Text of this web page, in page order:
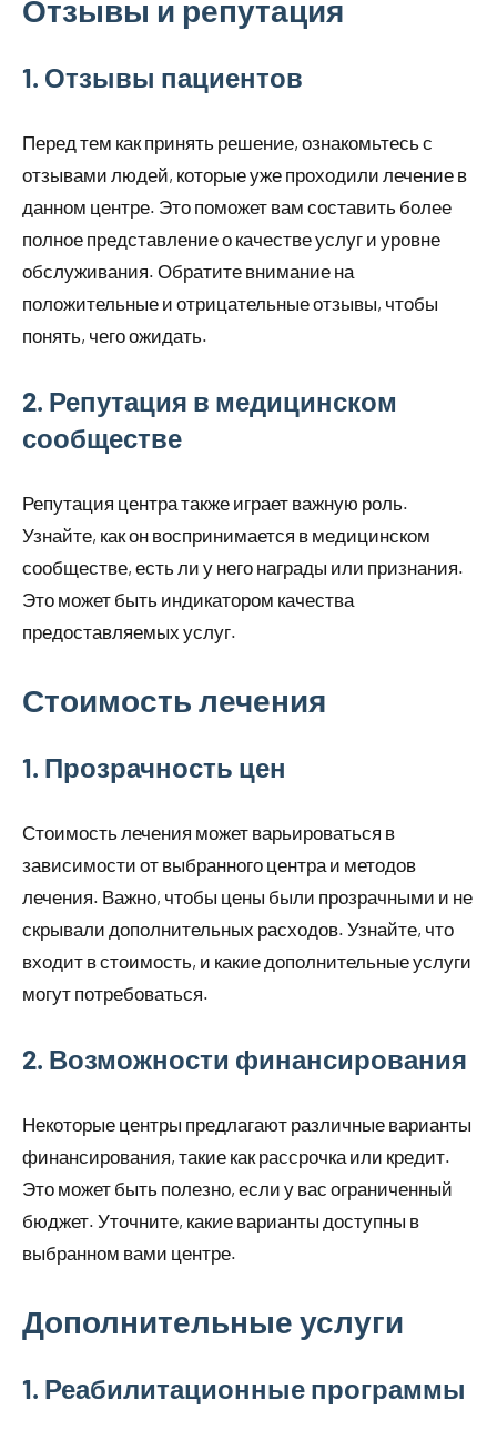
Отзывы и репутация
1. Отзывы пациентов
Перед тем как принять решение, ознакомьтесь с
отзывами людей, которые уже проходили лечение в
данном центре. Это поможет вам составить более
полное представление о качестве услуг и уровне
обслуживания. Обратите внимание на
положительные и отрицательные отзывы, чтобы
понять, чего ожидать.
2. Репутация в медицинском
сообществе
Репутация центра также играет важную роль.
Узнайте, как он воспринимается в медицинском
сообществе, есть ли у него награды или признания.
Это может быть индикатором качества
предоставляемых услуг.
Стоимость лечения
1. Прозрачность цен
Стоимость лечения может варьироваться в
зависимости от выбранного центра и методов
лечения. Важно, чтобы цены были прозрачными и не
скрывали дополнительных расходов. Узнайте, что
входит в стоимость, и какие дополнительные услуги
могут потребоваться.
2. Возможности финансирования
Некоторые центры предлагают различные варианты
финансирования, такие как рассрочка или кредит.
Это может быть полезно, если у вас ограниченный
бюджет. Уточните, какие варианты доступны в
выбранном вами центре.
Дополнительные услуги
1. Реабилитационные программы